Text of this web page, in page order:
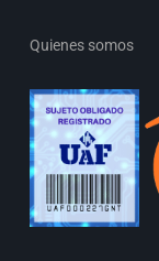
Quienes somos